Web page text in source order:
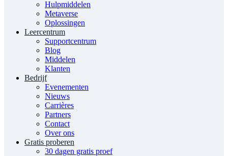
Hulpmiddelen
Metaverse
Oplossingen
Leercentrum
Supportcentrum
Blog
Middelen
Klanten
Bedrijf
Evenementen
Nieuws
Carrières
Partners
Contact
Over ons
Gratis proberen
30 dagen gratis proef